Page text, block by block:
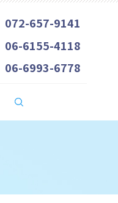
072-657-9141
06-6155-4118
06-6993-6778